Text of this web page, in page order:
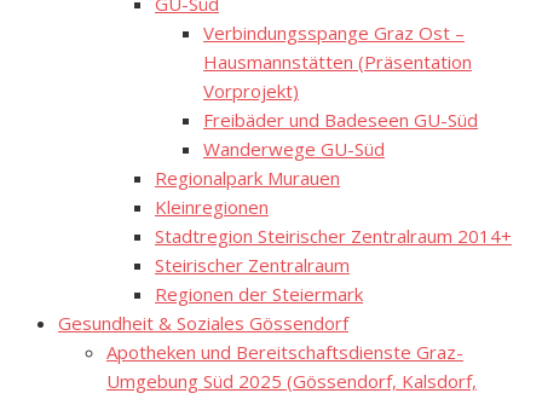
Verbindungsspange Graz Ost –
Hausmannstätten (Präsentation
Vorprojekt)
Freibäder und Badeseen GU-Süd
Wanderwege GU-Süd
Regionalpark Murauen
Kleinregionen
Stadtregion Steirischer Zentralraum 2014+
Steirischer Zentralraum
Regionen der Steiermark
Gesundheit & Soziales Gössendorf
Apotheken und Bereitschaftsdienste Graz-
Umgebung Süd 2025 (Gössendorf, Kalsdorf,